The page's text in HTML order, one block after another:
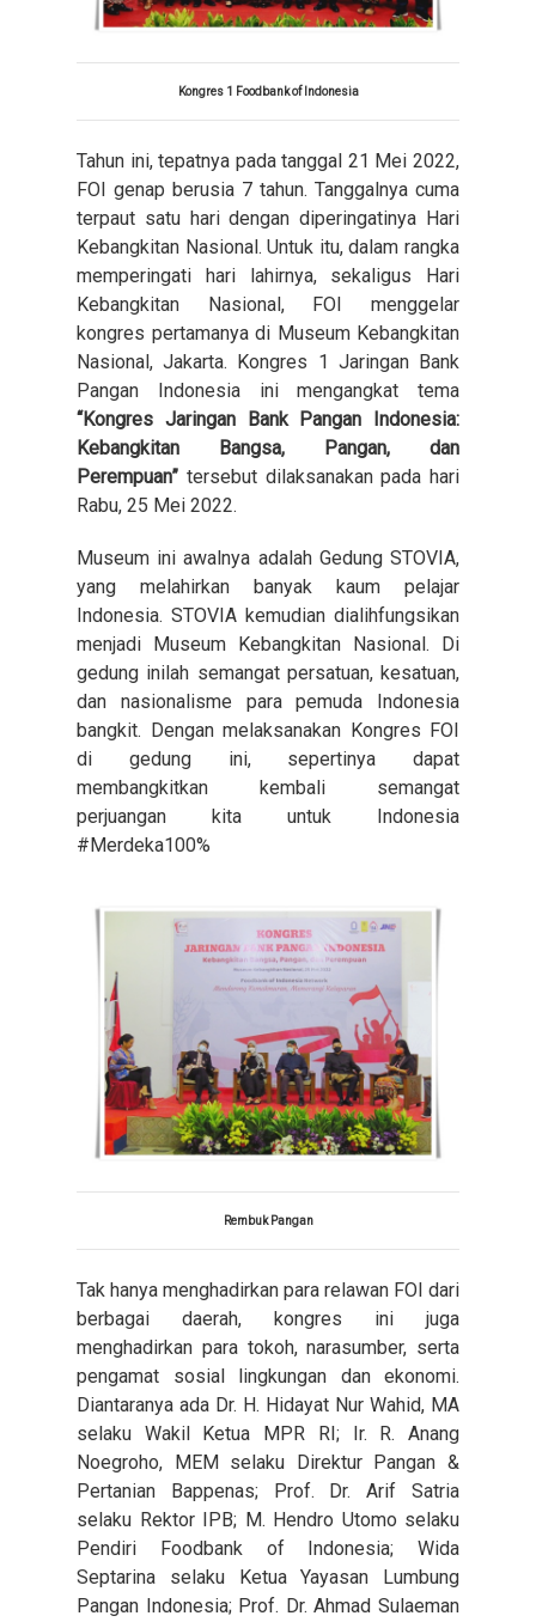
Kongres 1 Foodbank of Indonesia
Tahun ini, tepatnya pada tanggal 21 Mei 2022,
FOI genap berusia 7 tahun. Tanggalnya cuma
terpaut satu hari dengan diperingatinya Hari
Kebangkitan Nasional. Untuk itu, dalam rangka
memperingati hari lahirnya, sekaligus Hari
Kebangkitan Nasional, FOI menggelar
kongres pertamanya di Museum Kebangkitan
Nasional, Jakarta. Kongres 1 Jaringan Bank
Pangan Indonesia ini mengangkat tema
“Kongres Jaringan Bank Pangan Indonesia:
Kebangkitan Bangsa, Pangan, dan
Perempuan” tersebut dilaksanakan pada hari
Rabu, 25 Mei 2022.
Museum ini awalnya adalah Gedung STOVIA,
yang melahirkan banyak kaum pelajar
Indonesia. STOVIA kemudian dialihfungsikan
menjadi Museum Kebangkitan Nasional. Di
gedung inilah semangat persatuan, kesatuan,
dan nasionalisme para pemuda Indonesia
bangkit. Dengan melaksanakan Kongres FOI
di gedung ini, sepertinya dapat
membangkitkan kembali semangat
perjuangan kita untuk Indonesia
#Merdeka100%
Rembuk Pangan
Tak hanya menghadirkan para relawan FOI dari
berbagai daerah, kongres ini juga
menghadirkan para tokoh, narasumber, serta
pengamat sosial lingkungan dan ekonomi.
Diantaranya ada Dr. H. Hidayat Nur Wahid, MA
selaku Wakil Ketua MPR RI; Ir. R. Anang
Noegroho, MEM selaku Direktur Pangan &
Pertanian Bappenas; Prof. Dr. Arif Satria
selaku Rektor IPB; M. Hendro Utomo selaku
Pendiri Foodbank of Indonesia; Wida
Septarina selaku Ketua Yayasan Lumbung
Pangan Indonesia; Prof. Dr. Ahmad Sulaeman